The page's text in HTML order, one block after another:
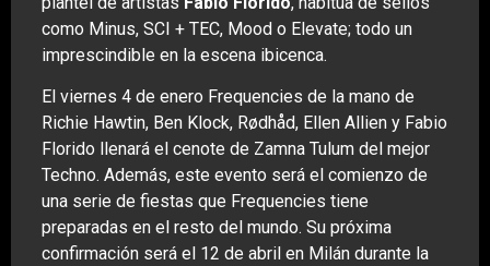
como Minus, SCI + TEC, Mood o Elevate; todo un
imprescindible en la escena ibicenca.
El viernes 4 de enero Frequencies de la mano de
Richie Hawtin, Ben Klock, Rødhåd, Ellen Allien y Fabio
Florido llenará el cenote de Zamna Tulum del mejor
Techno. Además, este evento será el comienzo de
una serie de fiestas que Frequencies tiene
preparadas en el resto del mundo. Su próxima
confirmación será el 12 de abril en Milán durante la